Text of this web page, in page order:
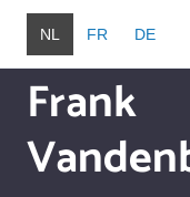
Overslaan en naar de
NL FR DE
Frank